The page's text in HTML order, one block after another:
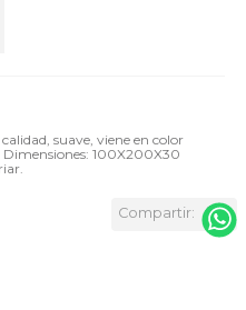
suave, viene en color
Dimensiones: 100X200X30